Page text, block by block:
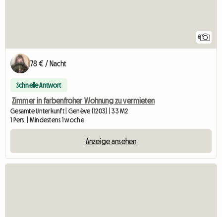
6
78 € / Nacht
Schnelle Antwort
Zimmer in farbenfroher Wohnung zu vermieten
Gesamte Unterkunft | Genève (1203) | 33 M2
1 Pers. | Mindestens 1 woche
Anzeige ansehen